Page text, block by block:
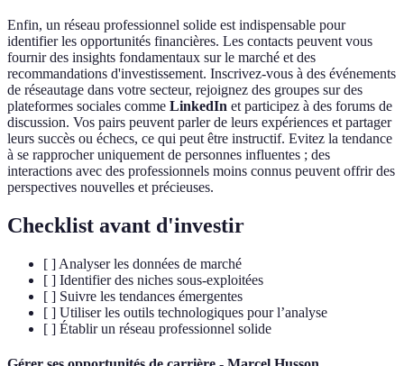
Enfin, un réseau professionnel solide est indispensable pour
identifier les opportunités financières. Les contacts peuvent vous
fournir des insights fondamentaux sur le marché et des
recommandations d'investissement. Inscrivez-vous à des événements
de réseautage dans votre secteur, rejoignez des groupes sur des
plateformes sociales comme LinkedIn et participez à des forums de
discussion. Vos pairs peuvent parler de leurs expériences et partager
leurs succès ou échecs, ce qui peut être instructif. Evitez la tendance
à se rapprocher uniquement de personnes influentes ; des
interactions avec des professionnels moins connus peuvent offrir des
perspectives nouvelles et précieuses.
Checklist avant d'investir
[ ] Analyser les données de marché
[ ] Identifier des niches sous-exploitées
[ ] Suivre les tendances émergentes
[ ] Utiliser les outils technologiques pour l’analyse
[ ] Établir un réseau professionnel solide